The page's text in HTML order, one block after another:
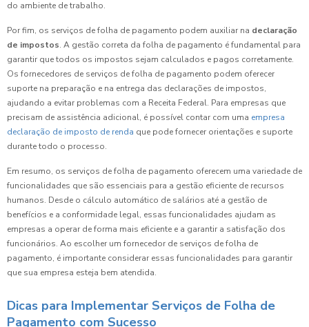
do ambiente de trabalho.
Por fim, os serviços de folha de pagamento podem auxiliar na declaração
de impostos. A gestão correta da folha de pagamento é fundamental para
garantir que todos os impostos sejam calculados e pagos corretamente.
Os fornecedores de serviços de folha de pagamento podem oferecer
suporte na preparação e na entrega das declarações de impostos,
ajudando a evitar problemas com a Receita Federal. Para empresas que
precisam de assistência adicional, é possível contar com uma empresa
declaração de imposto de renda que pode fornecer orientações e suporte
durante todo o processo.
Em resumo, os serviços de folha de pagamento oferecem uma variedade de
funcionalidades que são essenciais para a gestão eficiente de recursos
humanos. Desde o cálculo automático de salários até a gestão de
benefícios e a conformidade legal, essas funcionalidades ajudam as
empresas a operar de forma mais eficiente e a garantir a satisfação dos
funcionários. Ao escolher um fornecedor de serviços de folha de
pagamento, é importante considerar essas funcionalidades para garantir
que sua empresa esteja bem atendida.
Dicas para Implementar Serviços de Folha de
Pagamento com Sucesso